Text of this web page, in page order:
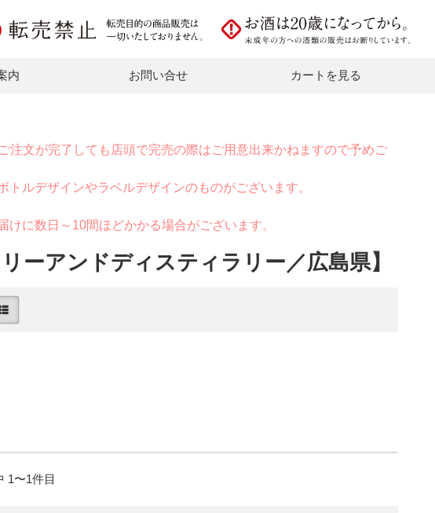
内 お問い合せ カートを見る
文が完了しても店頭で完売の際はご用意出来かねますので予めご
ルデザインやラベルデザインのものがございます。
に数日～10間ほどかかる場合がございます。
ーアンドディスティラリー／広島県】
1〜1件目